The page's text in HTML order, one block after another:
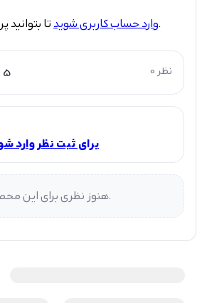
وارد حساب کاربری شویدتا بتوانید پرسش یا پاسخ ثبت کنید.
0 نظر
برای ثبت نظر وارد
هنوز نظری برای این محصول ثبت نشده است.